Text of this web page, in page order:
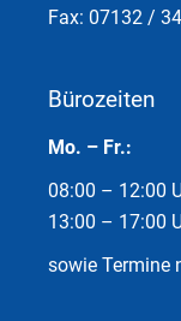
Fax: 07132 /
Bürozeiten
Mo. – Fr.:
08:00 – 12:00
13:00 – 17:00
sowie Termine